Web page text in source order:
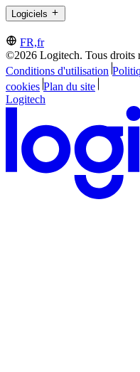
Logiciels
FR,fr
©2026 Logitech. Tous droits
Conditions d'utilisation
cookies Plan du site
Logitech